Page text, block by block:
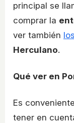
principal se
comprar la
ver también
Herculano.
Qué ver en
Es conveniente
tener en